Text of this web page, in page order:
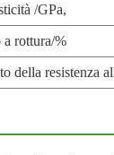
/GPa,
rottura/%
della resistenza